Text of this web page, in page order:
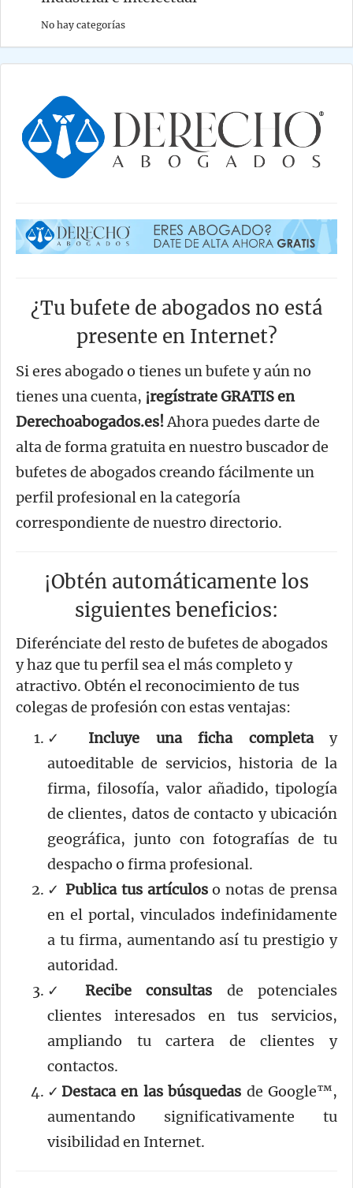
No hay categorías
¿Tu bufete de abogados no está
presente en Internet?
Si eres abogado o tienes un bufete y aún no
tienes una cuenta, ¡regístrate GRATIS en
Derechoabogados.es!Ahora puedes darte de
alta de forma gratuita en nuestro buscador de
bufetes de abogados creando fácilmente un
perfil profesional en la categoría
correspondiente de nuestro directorio.
¡Obtén automáticamente los
siguientes beneficios:
Diferénciate del resto de bufetes de abogados
y haz que tu perfil sea el más completo y
atractivo. Obtén el reconocimiento de tus
colegas de profesión con estas ventajas:
✓ Incluye una ficha completay
autoeditable de servicios, historia de la
firma, filosofía, valor añadido, tipología
de clientes, datos de contacto y ubicación
geográfica, junto con fotografías de tu
despacho o firma profesional.
✓ Publica tus artículoso notas de prensa
en el portal, vinculados indefinidamente
a tu firma, aumentando así tu prestigio y
autoridad.
✓ Recibe consultas de potenciales
clientes interesados en tus servicios,
ampliando tu cartera de clientes y
contactos.
✓ Destaca en las búsquedas de Google™,
aumentando significativamente tu
visibilidad en Internet.